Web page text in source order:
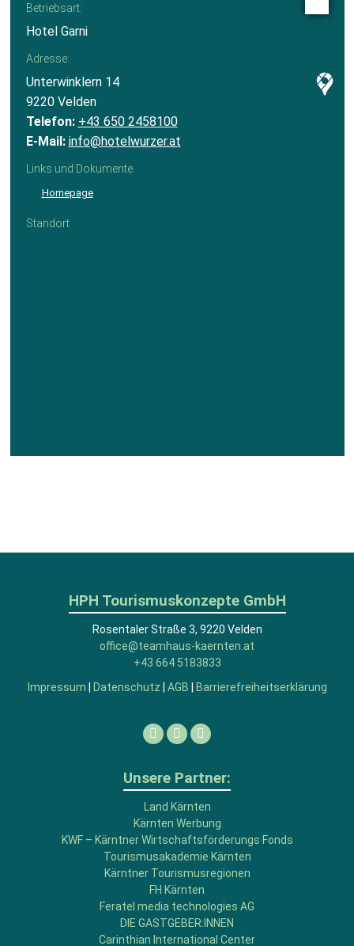
Betriebsart:
Hotel Garni
Adresse:
Unterwinklern 14
9220 Velden
Telefon: +43 650 2458100
E-Mail: info@hotelwurzer.at
Links und Dokumente
Homepage
Standort
HPH Tourismuskonzepte GmbH
Rosentaler Straße 3, 9220 Velden
office@teamhaus-kaernten.at
+43 664 5183833
Impressum
Datenschutz AGB Barrierefreiheitserklärung
Facebook
LinkedinInstagram
Unsere Partner:
Land Kärnten
Kärnten Werbung
KWF – Kärntner Wirtschaftsförderungs Fonds
Tourismusakademie Kärnten
Kärntner Tourismusregionen
FH Kärnten
Feratel media technologies AG
DIE GASTGEBER:INNEN
Carinthian International Center